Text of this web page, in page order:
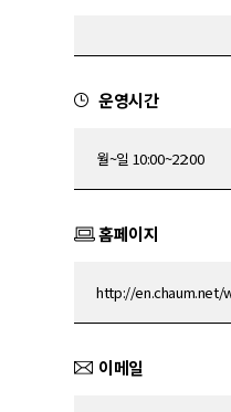
운영시간
월~일 10:00~22:00
홈페이지
http://en.chaum.net/
이메일